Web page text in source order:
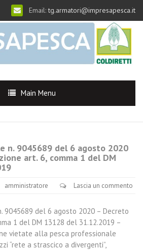
Email:tg.armatori@impresapesca.it
Main Menu
n. 9045689 del 6 agosto 2020
art. 6, comma 1 del DM
amministratore Lascia un commento
del 6 agosto 2020 – Decreto
1 del DM 13128 del 31.12.2019 –
vietate alla pesca professionale
“rete a strascico a divergenti”,